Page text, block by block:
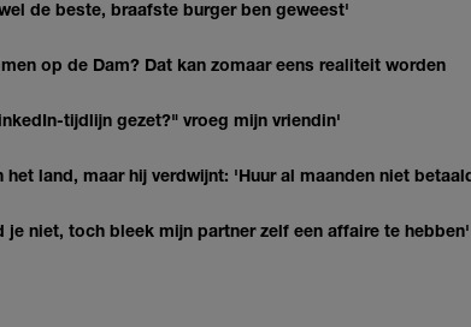
de beste, braafste burger ben geweest'
op de Dam? Dat kan zomaar eens realiteit worden
tijdlijn gezet?" vroeg mijn vriendin'
land, maar hij verdwijnt: 'Huur al maanden niet
je niet, toch bleek mijn partner zelf een affaire te hebben'